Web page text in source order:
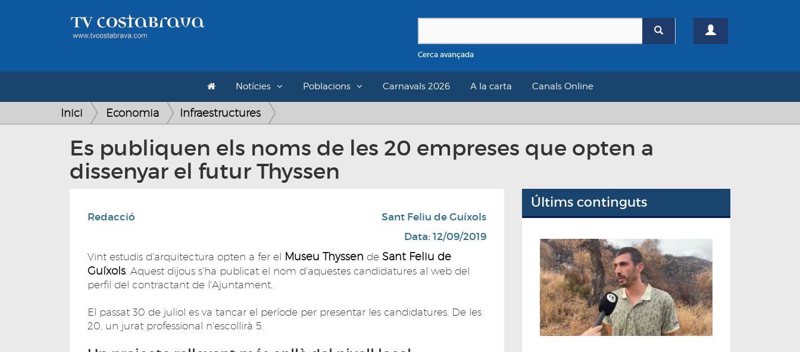
Cerca avançada
Notícies Poblacions Carnavals 2026 A la carta Canals Online
Inici Economia Infraestructures
Es publiquen els noms de les 20 empreses que opten a
dissenyar el futur Thyssen
Redacció
Sant Feliu de Guíxols
Data: 12/09/2019
Vint estudis d'arquitectura opten a fer el Museu Thyssen de Sant Feliu de
Guíxols. Aquest dijous s'ha publicat el nom d'aquestes candidatures al web del
perfil del contractant de l'Ajuntament.
El passat 30 de juliol es va tancar el període per presentar les candidatures. De les
20, un jurat professional n'escollirà 5.
Últims continguts